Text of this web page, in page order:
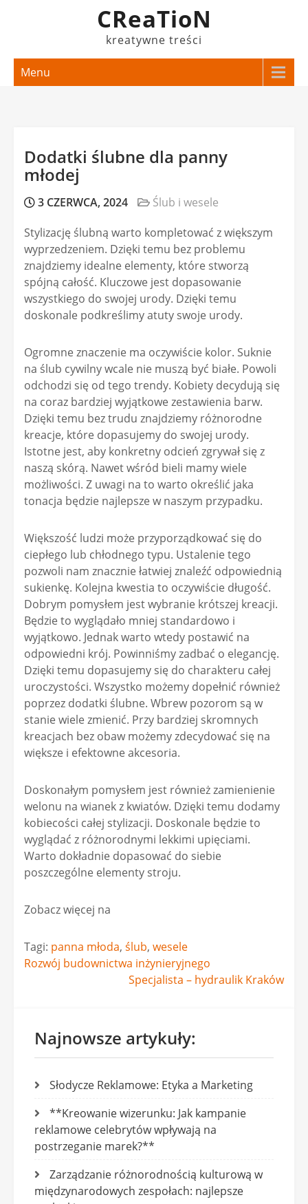
CReaTioN
kreatywne treści
Menu
Dodatki ślubne dla panny
młodej
3 CZERWCA, 2024
Ślub i wesele
Stylizację ślubną warto kompletować z większym
wyprzedzeniem. Dzięki temu bez problemu
znajdziemy idealne elementy, które stworzą
spójną całość. Kluczowe jest dopasowanie
wszystkiego do swojej urody. Dzięki temu
doskonale podkreślimy atuty swoje urody.
Ogromne znaczenie ma oczywiście kolor. Suknie
na ślub cywilny wcale nie muszą być białe. Powoli
odchodzi się od tego trendy. Kobiety decydują się
na coraz bardziej wyjątkowe zestawienia barw.
Dzięki temu bez trudu znajdziemy różnorodne
kreacje, które dopasujemy do swojej urody.
Istotne jest, aby konkretny odcień zgrywał się z
naszą skórą. Nawet wśród bieli mamy wiele
możliwości. Z uwagi na to warto określić jaka
tonacja będzie najlepsze w naszym przypadku.
Większość ludzi może przyporządkować się do
ciepłego lub chłodnego typu. Ustalenie tego
pozwoli nam znacznie łatwiej znaleźć odpowiednią
sukienkę. Kolejna kwestia to oczywiście długość.
Dobrym pomysłem jest wybranie krótszej kreacji.
Będzie to wyglądało mniej standardowo i
wyjątkowo. Jednak warto wtedy postawić na
odpowiedni krój. Powinniśmy zadbać o elegancję.
Dzięki temu dopasujemy się do charakteru całej
uroczystości. Wszystko możemy dopełnić również
poprzez dodatki ślubne. Wbrew pozorom są w
stanie wiele zmienić. Przy bardziej skromnych
kreacjach bez obaw możemy zdecydować się na
większe i efektowne akcesoria.
Doskonałym pomysłem jest również zamienienie
welonu na wianek z kwiatów. Dzięki temu dodamy
kobiecości całej stylizacji. Doskonale będzie to
wyglądać z różnorodnymi lekkimi upięciami.
Warto dokładnie dopasować do siebie
poszczególne elementy stroju.
Zobacz więcej na
Tagi: panna młoda, ślub, wesele
Nawigacja
Rozwój budownictwa inżynieryjnego
Specjalista – hydraulik Kraków
Najnowsze artykuły:
Słodycze Reklamowe: Etyka a Marketing
**Kreowanie wizerunku: Jak kampanie
reklamowe celebrytów wpływają na
postrzeganie marek?**
Zarządzanie różnorodnością kulturową w
międzynarodowych zespołach: najlepsze